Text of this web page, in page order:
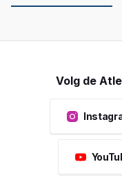
Volg de